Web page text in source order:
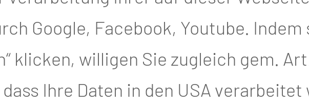
zu empfehlen. Auch so
bei fertilen Frauen vor. Hierbei
Brustbindegewebes. Individuell
Google, Facebook, Youtube. Indem
klicken, willigen Sie zugleich gem.
dass Ihre Daten in den USA